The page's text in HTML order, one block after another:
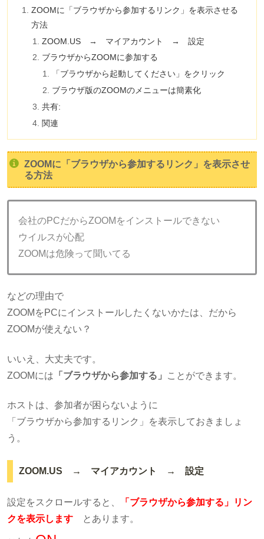
ZOOMに「ブラウザから参加するリンク」を表示させる
方法
ZOOM.US → マイアカウント → 設定
ブラウザからZOOMに参加する
「ブラウザから起動してください」をクリック
ブラウザ版のZOOMのメニューは簡素化
共有:
関連
ZOOMに「ブラウザから参加するリンク」を表示させ
る方法
会社のPCだからZOOMをインストールできない
ウイルスが心配
ZOOMは危険って聞いてる
などの理由で
ZOOMをPCにインストールしたくないかたは、だから
ZOOMが使えない？
いいえ、大丈夫です。
ZOOMには 「ブラウザから参加する」 ことができます。
ホストは、参加者が困らないように
「ブラウザから参加するリンク」を表示しておきましょ
う。
ZOOM.US → マイアカウント → 設定
設定をスクロールすると、
「ブラウザから参加する」リン
クを表示します とあります。